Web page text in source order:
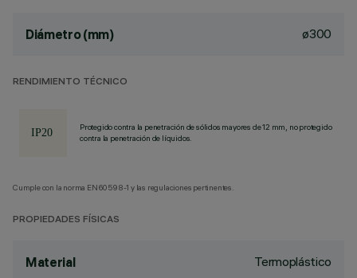
Diámetro (mm) ø300
RENDIMIENTO TÉCNICO
Protegido contra la penetración de sólidos mayores de 12 mm, no protegido
contra la penetración de líquidos.
Cumple con la norma EN60598-1 y las regulaciones pertinentes.
PROPIEDADES FÍSICAS
Material Termoplástico